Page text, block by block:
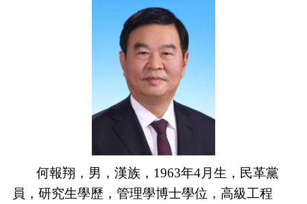
何報翔，男，漢族，1963年4月生，民革黨
員，研究生學歷，管理學博士學位，高級工程